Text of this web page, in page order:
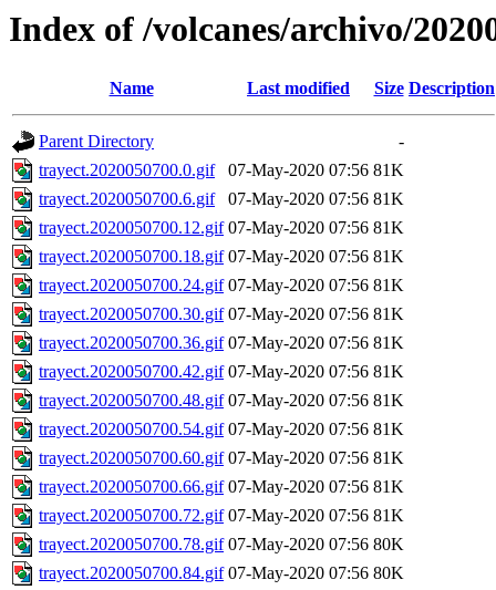
Index of /volcanes/archivo/
Name Last modified Size Description
Parent Directory
-
trayect.2020050700.0.gif
07-May-2020 07:56 81K
trayect.2020050700.6.gif
07-May-2020 07:56 81K
trayect.2020050700.12.gif 07-May-2020 07:56 81K
trayect.2020050700.18.gif 07-May-2020 07:56 81K
trayect.2020050700.24.gif 07-May-2020 07:56 81K
trayect.2020050700.30.gif 07-May-2020 07:56 81K
trayect.2020050700.36.gif 07-May-2020 07:56 81K
trayect.2020050700.42.gif 07-May-2020 07:56 81K
trayect.2020050700.48.gif 07-May-2020 07:56 81K
trayect.2020050700.54.gif 07-May-2020 07:56 81K
trayect.2020050700.60.gif 07-May-2020 07:56 81K
trayect.2020050700.66.gif 07-May-2020 07:56 81K
trayect.2020050700.72.gif 07-May-2020 07:56 81K
trayect.2020050700.78.gif 07-May-2020 07:56 80K
trayect.2020050700.84.gif 07-May-2020 07:56 80K